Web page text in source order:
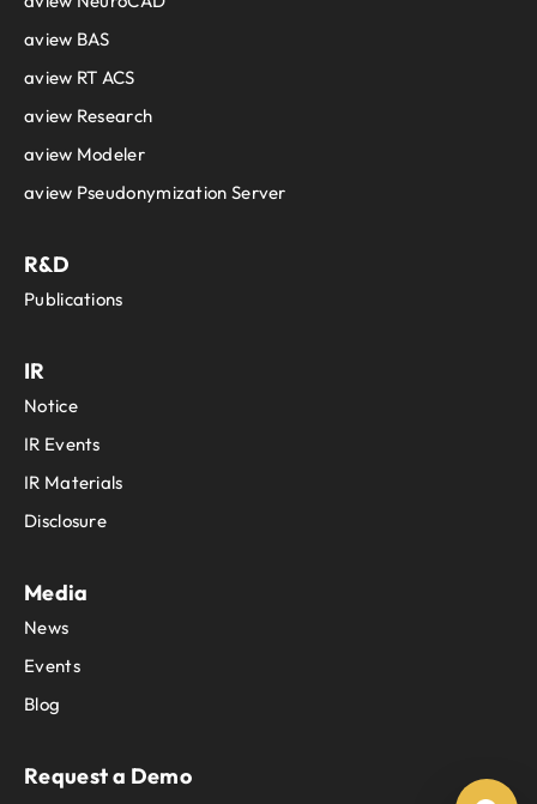
aview BAS
aview RT ACS
aview Research
aview Modeler
aview Pseudonymization Server
R&D
Publications
IR
Notice
IR Events
IR Materials
Disclosure
Media
News
Events
Blog
Request a Demo